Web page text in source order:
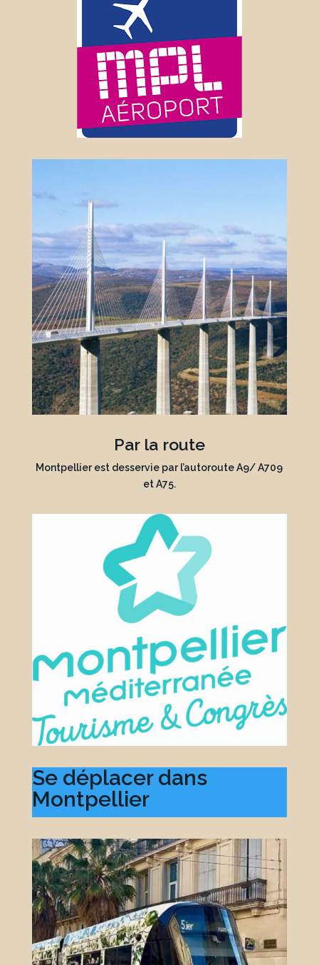
Par la route
Montpellier est desservie par l’autoroute A9/ A709
et A75.
Se déplacer dans
Montpellier